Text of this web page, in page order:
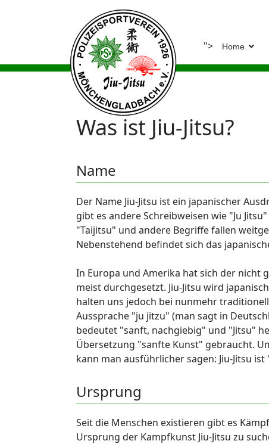
"> Home
Was ist Jiu-Jitsu?
Name
Der Name Jiu-Jitsu ist ein japanischer
gibt es andere Schreibweisen wie "Ju
"Taijitsu" und andere Begriffe fallen
Nebenstehend befindet sich das
In Europa und Amerika hat sich der nicht
meist durchgesetzt. Jiu-Jitsu wird
halten uns jedoch bei nunmehr
Aussprache "ju jitzu" (man sagt in
bedeutet "sanft, nachgiebig" und "Jitsu"
Übersetzung "sanfte Kunst" gebraucht.
kann man ausführlicher sagen: Jiu-Jitsu
Ursprung
Seit die Menschen existieren gibt es
Ursprung der Kampfkunst Jiu-Jitsu zu